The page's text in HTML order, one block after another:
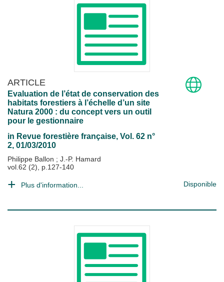
ARTICLE
Evaluation de l’état de conservation des
habitats forestiers à l’échelle d’un site
Natura 2000 : du concept vers un outil
pour le gestionnaire
in Revue forestière française, Vol. 62 n°
2, 01/03/2010
Philippe Ballon ; J.-P. Hamard
vol.62 (2), p.127-140
Plus d'information... Disponible